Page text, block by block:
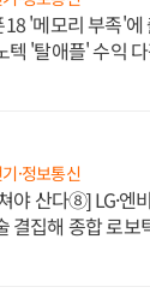
18 '메모리 부족'
텍 '탈애플' 수익
·정보통신
야 산다⑧] LG·엔
결집해 종합 로보